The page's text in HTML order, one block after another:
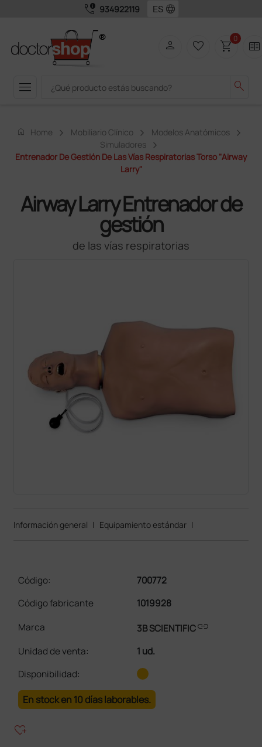
call_quality 934922119 language
menu search
person favorite_border shopping_cart0 two_pager
home Home Mobiliario Clínico
Modelos Anatómicos
Simuladores
Entrenador De Gestión De Las Vías Respiratorias Torso "Airway
Larry"
Airway Larry Entrenador de
gestión
de las vías respiratorias
Información general | Equipamiento estándar |
Código:
700772
Código fabricante
1019928
Marca
3B SCIENTIFIClink
Unidad de venta:
1 ud.
Disponibilidad:
En stock en 10 días laborables.
heart_plus